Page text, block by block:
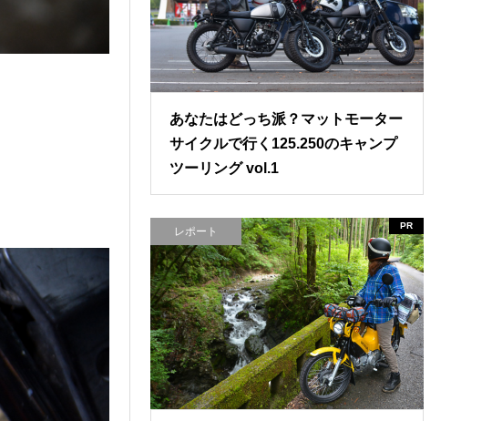
あなたはどっち派？マットモーター
サイクルで行く125.250のキャンプ
ツーリング vol.1
レポート PR